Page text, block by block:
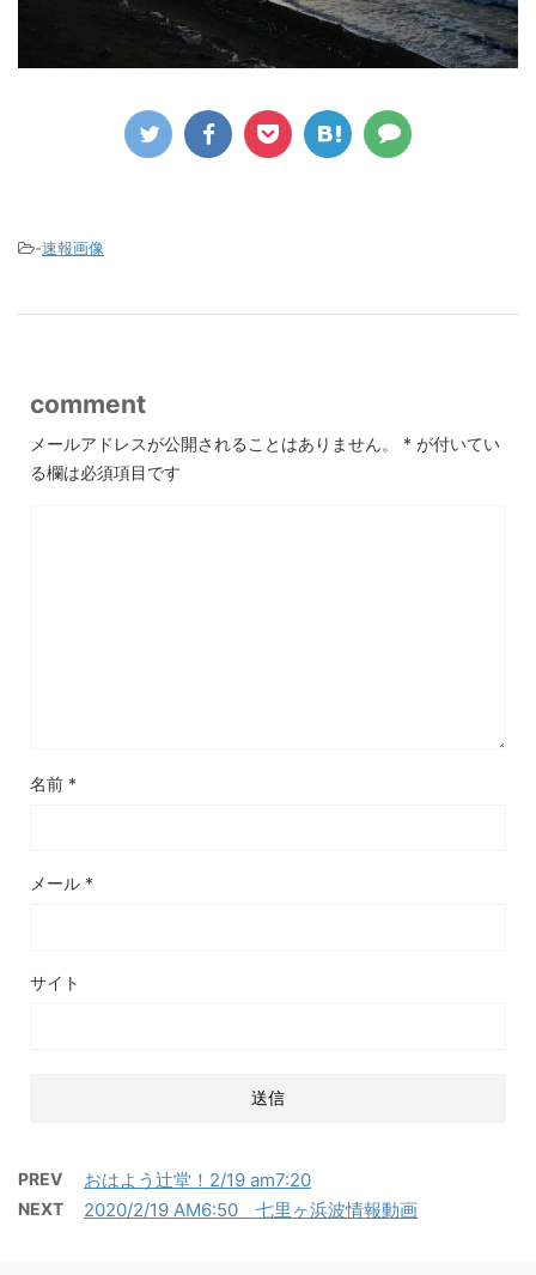
-速報画像
comment
メールアドレスが公開されることはありません。 * が付いてい
る欄は必須項目です
名前 *
メール *
サイト
PREV おはよう辻堂！2/19 am7:20
NEXT 2020/2/19 AM6:50 七里ヶ浜波情報動画